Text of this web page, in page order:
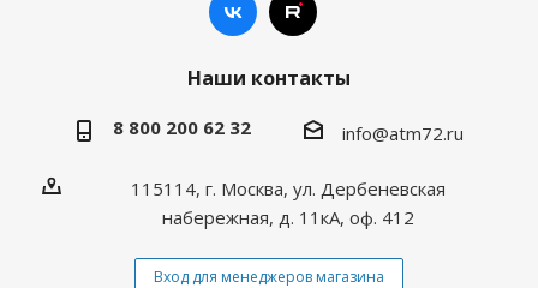
Наши контакты
8 800 200 62 32 info@atm72.ru
115114, г. Москва, ул. Дербеневская
набережная, д. 11кА, оф. 412
Вход для менеджеров магазина